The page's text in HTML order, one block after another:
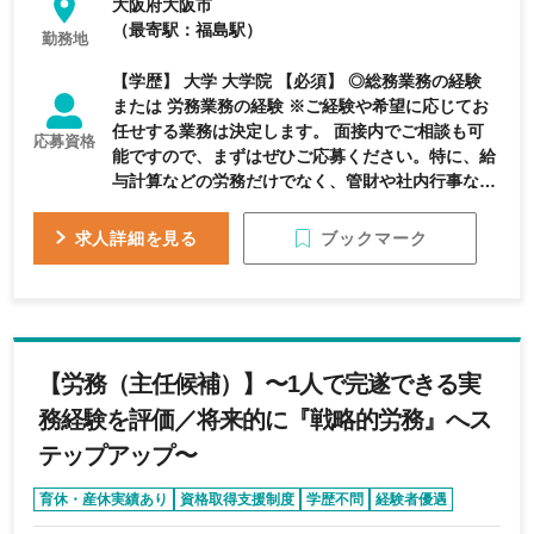
勤務地
大阪府大阪市
（最寄駅：福島駅）
応募資格
【学歴】 大学 大学院 【必須】 ◎総務業務の経験
または 労務業務の経験 ※ご経験や希望に応じてお
任せする業務は決定します。 面接内でご相談も可
能ですので、まずはぜひご応募ください。特に、給
与計算などの労務だけでなく、管財や社内行事など
を歓迎します。 【尚可】 〇下記のご経験をお持ち
求人詳細を見る ブックマーク
【労務（主任候補）】〜1人で完遂できる実
務経験を評価／将来的に『戦略的労務』へス
テップアップ〜
育休・産休実績あり 資格取得支援制度 学歴不問
経験者優遇
完全週休2日制